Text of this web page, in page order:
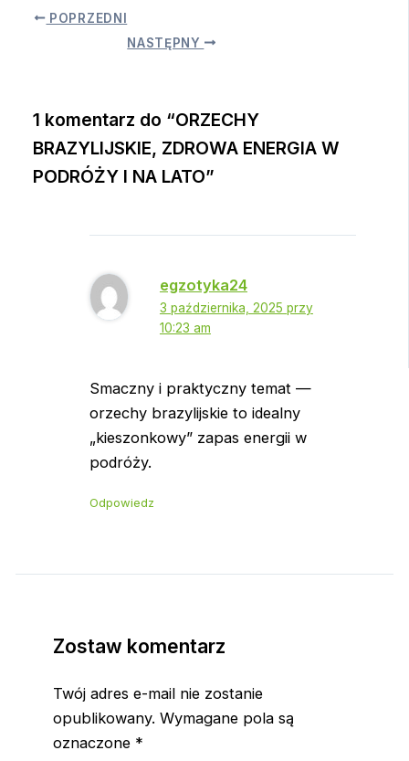
POPRZEDNI
NASTĘPNY
1 komentarz do “ORZECHY
BRAZYLIJSKIE, ZDROWA ENERGIA W
PODRÓŻY I NA LATO”
egzotyka24
3 października, 2025 przy
10:23 am
Smaczny i praktyczny temat —
orzechy brazylijskie to idealny
„kieszonkowy” zapas energii w
podróży.
Odpowiedz
Zostaw komentarz
Twój adres e-mail nie zostanie
opublikowany. Wymagane pola są
oznaczone *